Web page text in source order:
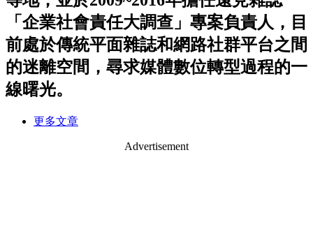
「企業社會責任大調查」專案負責人，目
前處於傳統平面雜誌和網路社群平台之間
的迷離空間，尋求媒體數位轉型過程的一
線曙光。
更多文章
Advertisement